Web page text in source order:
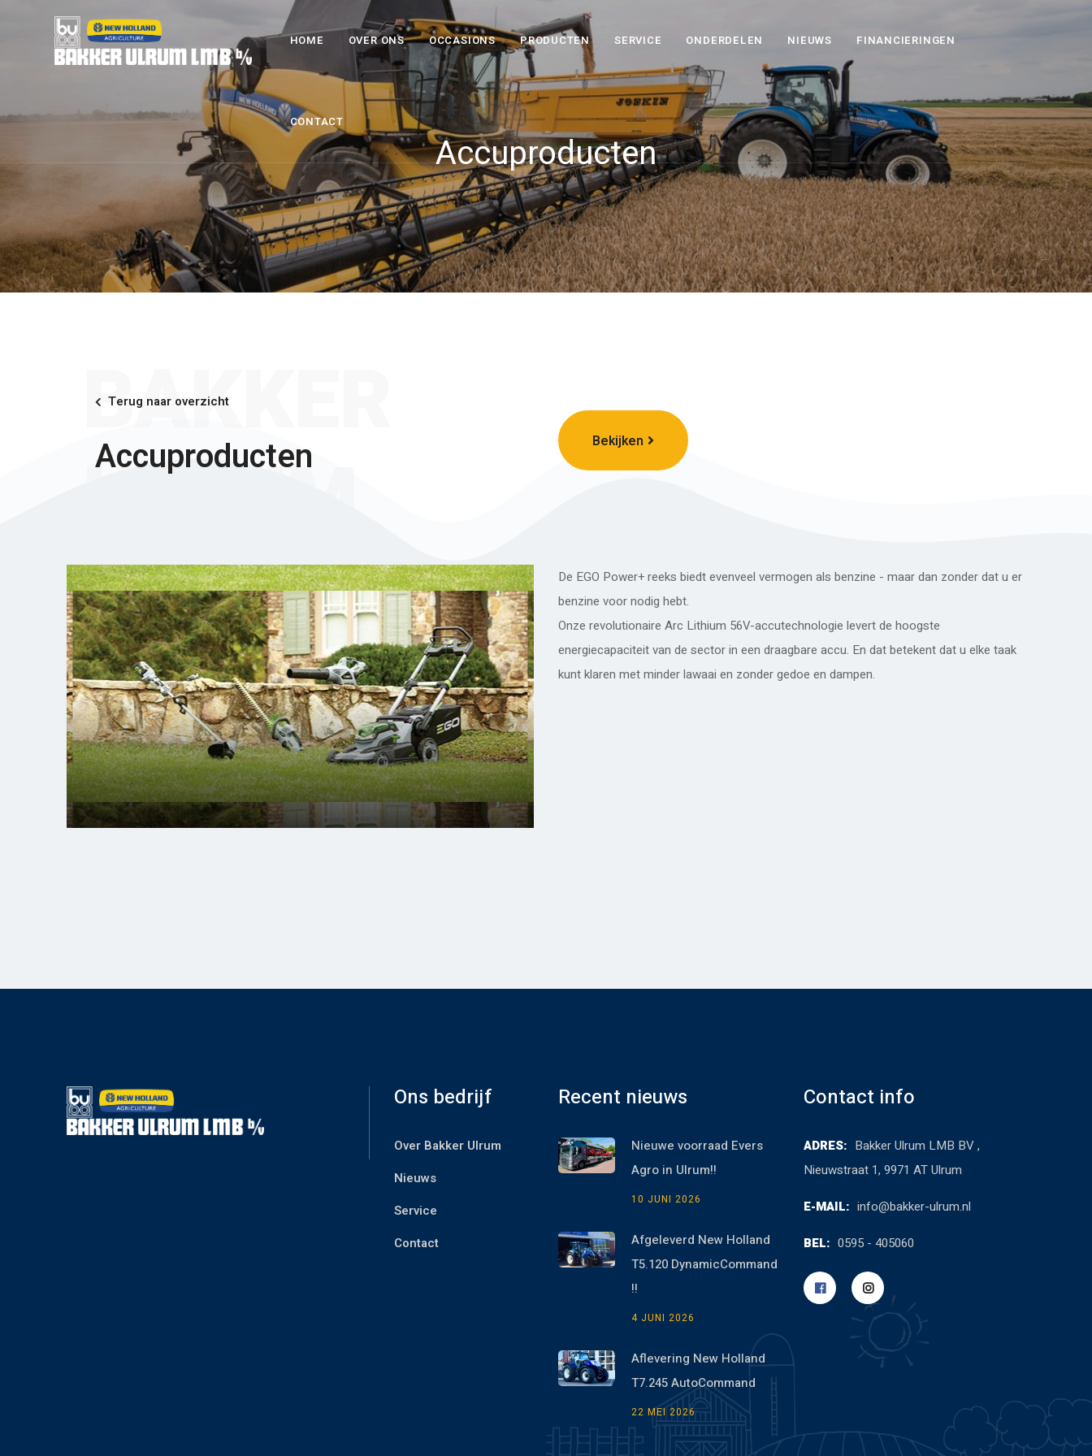
HOME OVER ONS OCCASIONS PRODUCTEN SERVICE ONDERDELEN NIEUWS FINANCIERINGEN
CONTACT
Accuproducten
Terug naar overzicht
BAKKER
ULRUM
Accuproducten Bekijken
De EGO Power+ reeks biedt evenveel vermogen als benzine - maar dan zonder dat u er
benzine voor nodig hebt.
Onze revolutionaire Arc Lithium 56V-accutechnologie levert de hoogste
energiecapaciteit van de sector in een draagbare accu. En dat betekent dat u elke taak
kunt klaren met minder lawaai en zonder gedoe en dampen.
Ons bedrijf
Over Bakker Ulrum
Nieuws
Service
Contact
Recent nieuws
Nieuwe voorraad Evers
Agro in Ulrum!!
10 JUNI 2026
Afgeleverd New Holland
T5.120 DynamicCommand
!!
4 JUNI 2026
Aflevering New Holland
T7.245 AutoCommand
22 MEI 2026
Contact info
ADRES: Bakker Ulrum LMB BV ,
Nieuwstraat 1, 9971 AT Ulrum
E-MAIL: info@bakker-ulrum.nl
BEL: 0595 - 405060